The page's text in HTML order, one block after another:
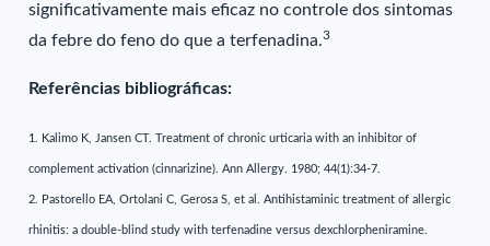
significativamente mais eficaz no controle dos sintomas
da febre do feno do que a terfenadina.3
Referências bibliográficas:
1. Kalimo K, Jansen CT. Treatment of chronic urticaria with an inhibitor of
complement activation (cinnarizine). Ann Allergy. 1980; 44(1):34-7.
2. Pastorello EA, Ortolani C, Gerosa S, et al. Antihistaminic treatment of allergic
rhinitis: a double-blind study with terfenadine versus dexchlorpheniramine.